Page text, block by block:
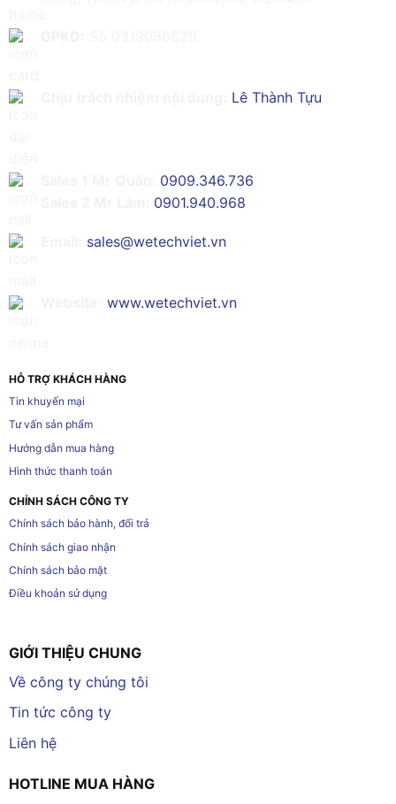
Lê Thành Tựu
0909.346.736
0901.940.968
sales@wetechviet.vn
www.wetechviet.vn
HỖ TRỢ KHÁCH HÀNG
Tin khuyến mại
Tư vấn sản phẩm
Hướng dẫn mua hàng
Hình thức thanh toán
CHÍNH SÁCH CÔNG TY
Chính sách bảo hành, đổi trả
Chính sách giao nhận
Chính sách bảo mật
Điều khoản sử dụng
GIỚI THIỆU CHUNG
Về công ty chúng tôi
Tin tức công ty
Liên hệ
HOTLINE MUA HÀNG